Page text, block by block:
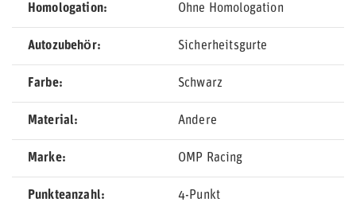
Homologation Ohne Homologation
Autozubehör Sicherheitsgurte
Farbe Schwarz
Material Andere
Marke OMP Racing
Punkteanzahl 4-Punkt